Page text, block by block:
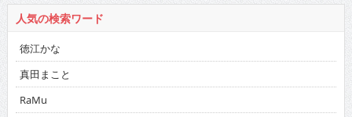
人気の検索ワード
徳江かな
真田まこと
RaMu